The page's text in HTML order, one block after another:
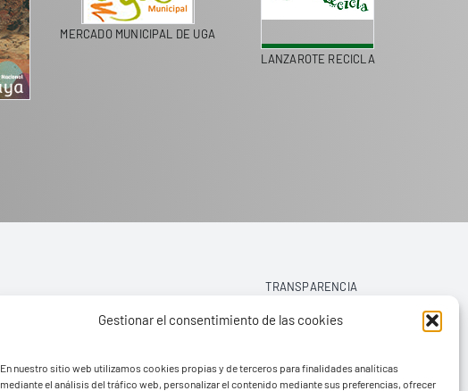
Gestionar el consentimiento de las cookies
En nuestro sitio web utilizamos cookies propias y de terceros para finalidades analíticas
mediante el análisis del tráfico web, personalizar el contenido mediante sus preferencias, ofrecer
MERCADO MUNICIPAL DE UGA
LANZAROTE RECICLA
TRANSPARENCIA
AVISO LEGAL
POLÍTICA DE PRIVACIDAD